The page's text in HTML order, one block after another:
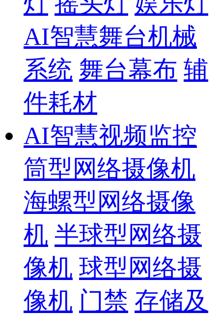
AI智慧舞台机械
系统 舞台幕布 辅
件耗材
AI智慧视频监控
筒型网络摄像机
海螺型网络摄像
机 半球型网络摄
像机 球型网络摄
像机 门禁 存储及